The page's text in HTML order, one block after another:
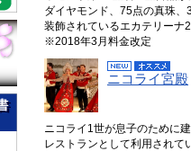
ダイヤモンド、75点の真珠
装飾されているエカテリーナ
※2018年3月料金改定
ニコライ宮殿
ニコライ1世が息子のために
レストランとして利用されて